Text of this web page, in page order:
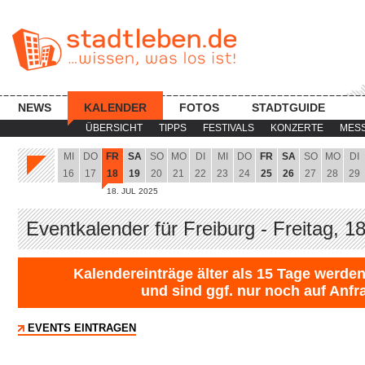
ÜBERSICHT TIPPS FESTIVALS KONZERTE
NEWS KALENDER FOTOS STADTGUIDE
MI
16
DO
17
FR
18
18. JUL 2025
SA
19
SO
20
MO
21
DI
22
MI
23
DO
24
FR
25
SA
26
SO
27
MO
28
DI
29
Eventkalender für Freiburg - Freitag,
Kalendereinträge älter als 15 Tage
und sind ggf. nur noch auf
EVENTS EINTRAGEN